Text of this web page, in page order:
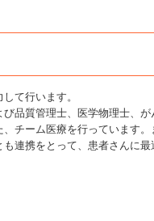
て行います。
品質管理士、医学物理士、が
チーム医療を行っています。
連携をとって、患者さんに最